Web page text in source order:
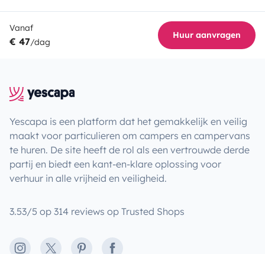
Vanaf
€ 47/dag
Huur aanvragen
Yescapa is een platform dat het gemakkelijk en veilig
maakt voor particulieren om campers en campervans
te huren. De site heeft de rol als een vertrouwde derde
partij en biedt een kant-en-klare oplossing voor
verhuur in alle vrijheid en veiligheid.
3.53/5 op 314 reviews op Trusted Shops
Instagram
X PinterestFacebook